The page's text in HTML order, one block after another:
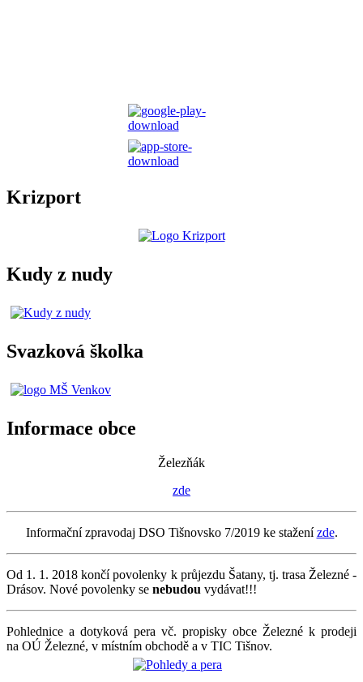
Krizport
Kudy z nudy
Svazková školka
Informace obce
Železňák
zde
Informační zpravodaj DSO Tišnovsko 7/2019 ke staženízde.
Od 1. 1. 2018 končí povolenky k průjezdu Šatany, tj. trasa Železné -
Drásov. Nové povolenky se nebudou vydávat!!!
Pohlednice a dotyková pera vč. propisky obce Železné k prodeji
na OÚ Železné, v místním obchodě a v TIC Tišnov.